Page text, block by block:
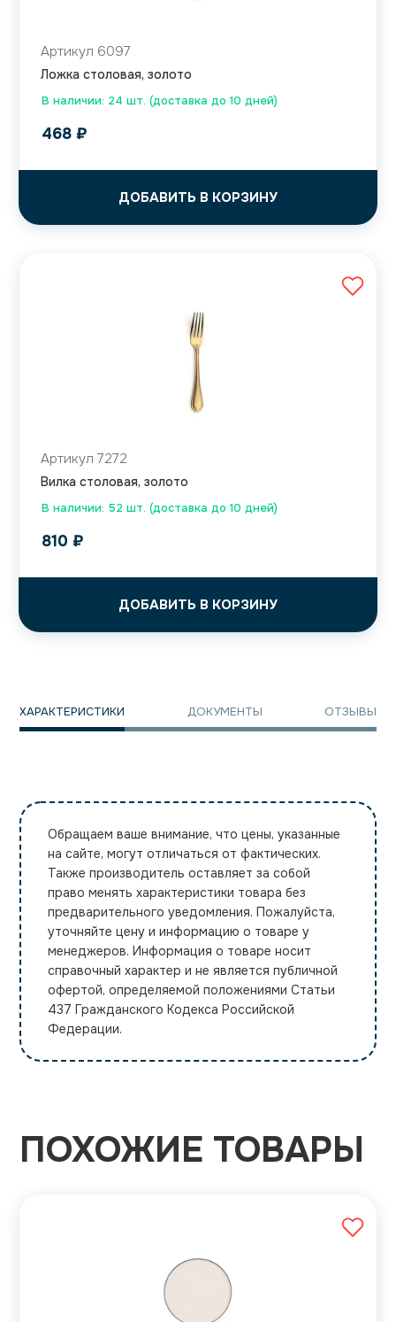
В наличии: 24 шт. (доставка до 10 дней)
Артикул 6097
Ложка столовая, золото
468 ₽
ДОБАВИТЬ В КОРЗИНУ
В наличии: 52 шт. (доставка до 10 дней)
Артикул 7272
Вилка столовая, золото
810 ₽
ДОБАВИТЬ В КОРЗИНУ
ХАРАКТЕРИСТИКИ ДОКУМЕНТЫ ОТЗЫВЫ
Обращаем ваше внимание, что цены, указанные
на сайте, могут отличаться от фактических.
Также производитель оставляет за собой
право менять характеристики товара без
предварительного уведомления. Пожалуйста,
уточняйте цену и информацию о товаре у
менеджеров. Информация о товаре носит
справочный характер и не является публичной
офертой, определяемой положениями Статьи
437 Гражданского Кодекса Российской
Федерации.
ПОХОЖИЕ ТОВАРЫ